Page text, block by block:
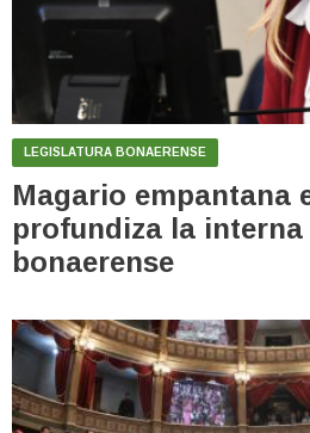
LEGISLATURA BONAERENSE
Magario empantana
profundiza la
bonaerense